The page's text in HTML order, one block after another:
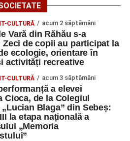
CULTURĂ acum 2 săptămâni
Vară din Răhău s-a
Zeci de copii au participat la
ecologie, orientare în
activități recreative
CULTURĂ acum 3 săptămâni
a elevei
Cioca, de la Colegiul
Blaga” din Sebeș:
la etapa națională a
„Memoria